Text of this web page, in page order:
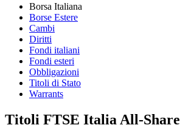
Borsa Italiana
Borse Estere
Cambi
Diritti
Fondi italiani
Fondi esteri
Obbligazioni
Titoli di Stato
Warrants
Titoli FTSE Italia All-Share